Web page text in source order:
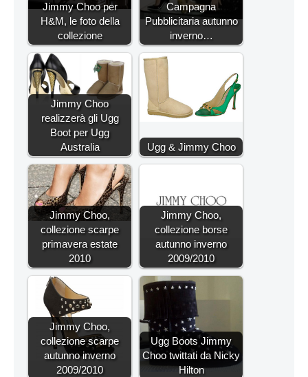
Jimmy Choo per
H&M, le foto della
collezione
Campagna
Pubblicitaria autunno
inverno…
Jimmy Choo
realizzerà gli Ugg
Boot per Ugg
Australia
Ugg & Jimmy Choo
Jimmy Choo,
collezione scarpe
primavera estate
2010
Jimmy Choo,
collezione borse
autunno inverno
2009/2010
Jimmy Choo,
collezione scarpe
autunno inverno
2009/2010
Ugg Boots Jimmy
Choo twittati da Nicky
Hilton